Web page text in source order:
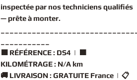
inspectée par nos techniciens qualifiés
— prête à monter.
🟧 RÉFÉRENCE : DS4 | 🟧
KILOMÉTRAGE : N/A km
🚚 LIVRAISON : GRATUITE France | 📋